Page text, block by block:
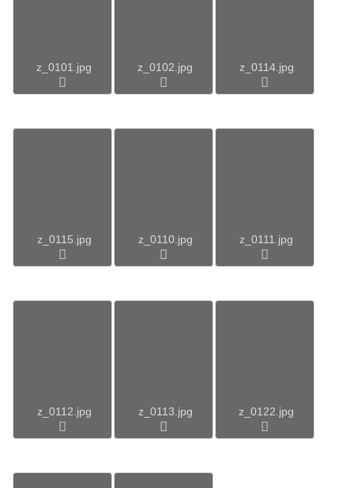
z_0101.jpg z_0102.jpg z_0114.jpg
z_0115.jpg z_0110.jpg z_0111.jpg
z_0112.jpg z_0113.jpg z_0122.jpg